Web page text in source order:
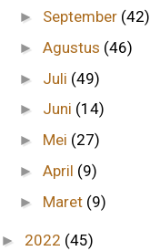
► September (42)
►Agustus (46)
► Juli (49)
► Juni (14)
► Mei (27)
►April (9)
► Maret (9)
► 2022 (45)